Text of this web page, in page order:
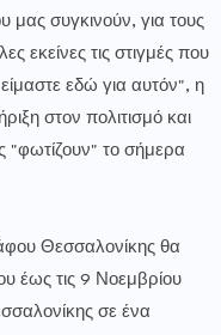
μας συγκινούν, για τους
εκείνες τις στιγμές που
εδώ για αυτόν", η
στον πολιτισμό και
"φωτίζουν" το σήμερα
Θεσσαλονίκης θα
έως τις 9 Νοεμβρίου
σε ένα